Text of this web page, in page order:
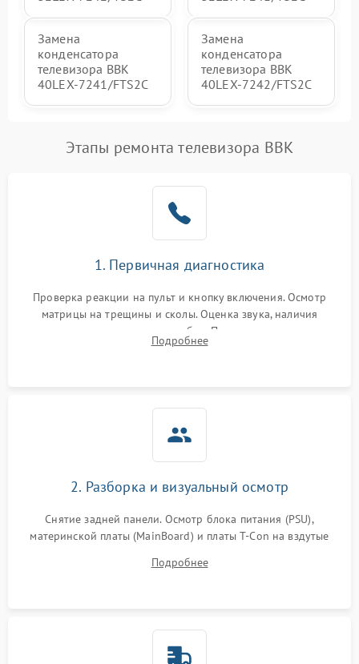
Замена
конденсатора
телевизора BBK
40LEX-7241/FTS2C
Замена
конденсатора
телевизора BBK
40LEX-7242/FTS2C
Этапы ремонта телевизора BBK
1. Первичная диагностика
Проверка реакции на пульт и кнопку включения. Осмотр
матрицы на трещины и сколы. Оценка звука, наличия
подсветки и индикаторов ошибок. Подключение тестовых
источников сигнала для выявления симптомов поломки.
Подробнее
2. Разборка и визуальный осмотр
Снятие задней панели. Осмотр блока питания (PSU),
материнской платы (MainBoard) и платы T-Con на вздутые
Проверка надежности фиксации и целостности шлейфов.
Подробнее